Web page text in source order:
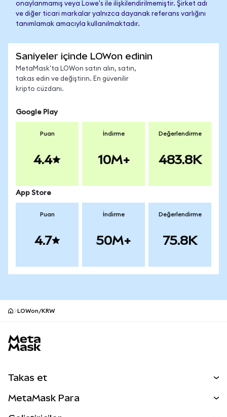
onaylanmamış veya Lowe's ile ilişkilendirilmemiştir. Şirket adı
ve diğer ticari markalar yalnızca dayanak referans varlığını
tanımlamak amacıyla kullanılmaktadır.
Saniyeler içinde LOWon edinin
MetaMask'ta LOWon satın alın, satın,
takas edin ve değiştirin. En güvenilir
kripto cüzdanı.
Google Play
Puan
4.4
İndirme
10M+
Değerlendirme
483.8K
App Store
Puan
4.7
İndirme
50M+
Değerlendirme
75.8K
LOWon/KRW
Takas et
MetaMask Para